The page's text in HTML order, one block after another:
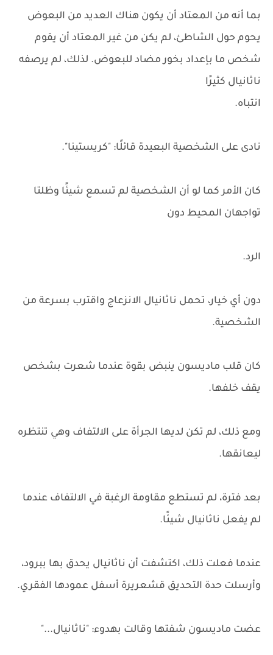
بما أنه من المعتاد أن يكون هناك العديد من البعوض
يحوم حول الشاطئ، لم يكن من غير المعتاد أن يقوم
شخص ما بإعداد بخور مضاد للبعوض. لذلك، لم يرصفه
ناثانيال كثيرًا
انتباه.
نادى على الشخصية البعيدة قائلًا: "كريستينا".
كان الأمر كما لو أن الشخصية لم تسمع شيئًا وظلتا
تواجهان المحيط دون
الرد.
دون أي خيار، تحمل ناثانيال الانزعاج واقترب بسرعة من
الشخصية.
كان قلب ماديسون ينبض بقوة عندما شعرت بشخص
يقف خلفها.
ومع ذلك، لم تكن لديها الجرأة على الالتفاف وهي تنتظره
ليعانقها.
بعد فترة، لم تستطع مقاومة الرغبة في الالتفاف عندما
لم يفعل ناثانيال شيئًا.
عندما فعلت ذلك، اكتشفت أن ناثانيال يحدق بها ببرود،
وأرسلت حدة التحديق قشعريرة أسفل عمودها الفقري.
عضت ماديسون شفتها وقالت بهدوء: "ناثانيال..."